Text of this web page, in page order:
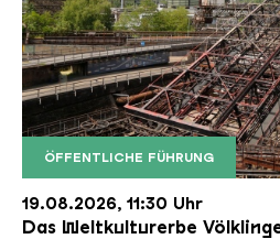
ÖFFENTLICHE FÜHRUNG
Der Erzschrägaufzug der
Copyright: Weltkulturerbe
19.08.2026, 11:30 Uhr
Das Weltkulturerbe